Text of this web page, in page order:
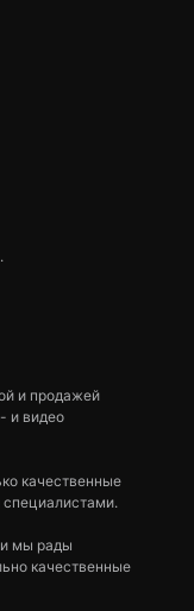
и продажей
и видео
качественные
и мы рады
качественные